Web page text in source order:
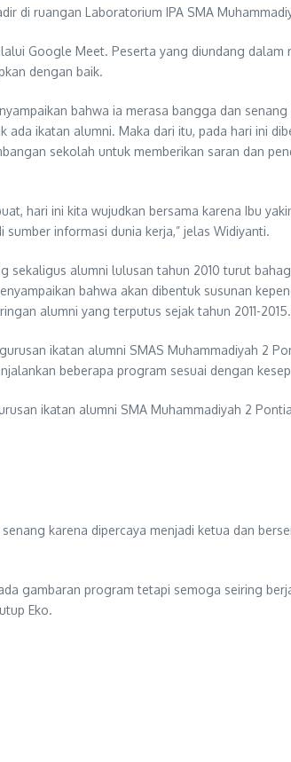
di ruangan Laboratorium IPA SMA
Google Meet. Peserta yang diundang
dengan baik.
bahwa ia merasa bangga dan
ikatan alumni. Maka dari itu, pada hari ini
sekolah untuk memberikan saran dan
hari ini kita wujudkan bersama karena Ibu
informasi dunia kerja,” jelas Widiyanti.
sekaligus alumni lulusan tahun 2010 turut
bahwa akan dibentuk susunan
alumni yang terputus sejak tahun 2011-2015.
ikatan alumni SMAS Muhammadiyah 2
beberapa program sesuai dengan
ikatan alumni SMA Muhammadiyah 2
karena dipercaya menjadi ketua dan
gambaran program tetapi semoga seiring
Eko.